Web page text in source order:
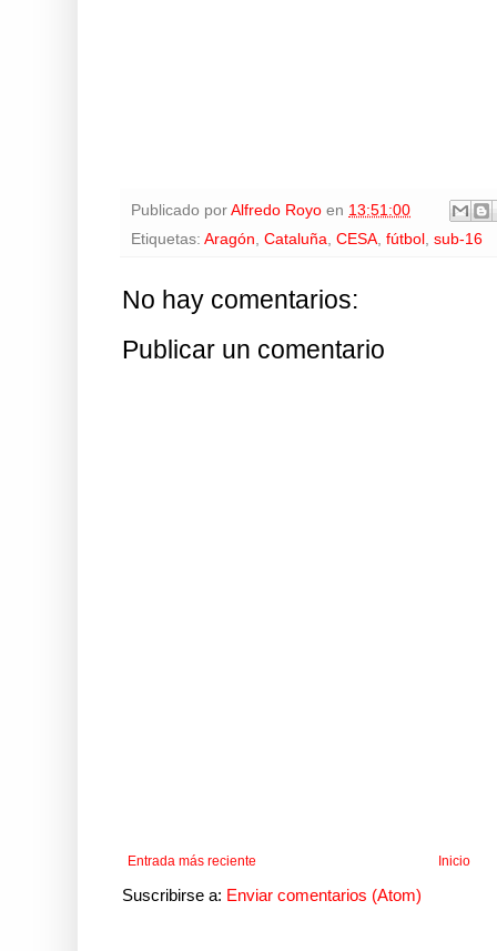
Publicado por Alfredo Royo en 13:51:00
Etiquetas: Aragón, Cataluña, CESA, fútbol , sub-16
No hay comentarios:
Publicar un comentario
Entrada más reciente Inicio
Suscribirse a: Enviar comentarios (Atom)